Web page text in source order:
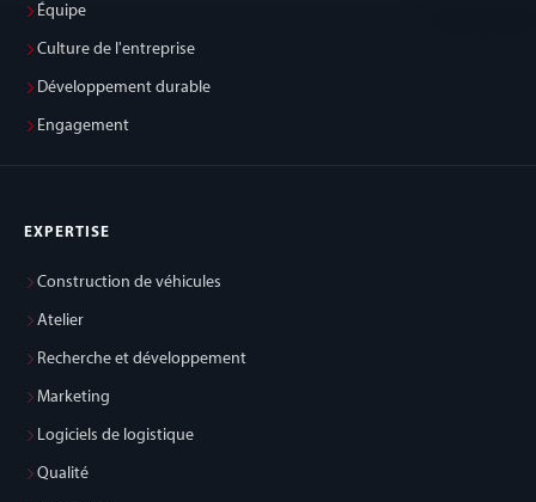
Équipe
Culture de l'entreprise
Développement durable
Engagement
EXPERTISE
Construction de véhicules
Atelier
Recherche et développement
Marketing
Logiciels de logistique
Qualité